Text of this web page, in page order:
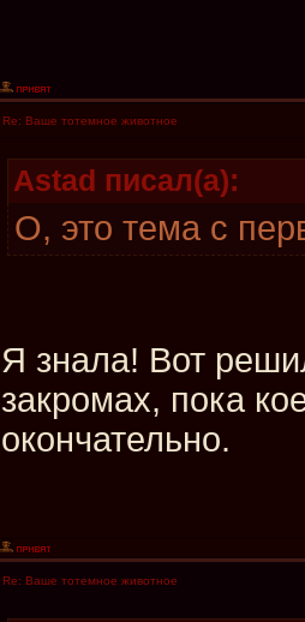
Re: Ваше тотемное животное
Astad писал(а):
О, это тема с
Я знала! Вот
закромах, пока
окончательно.
Re: Ваше тотемное животное